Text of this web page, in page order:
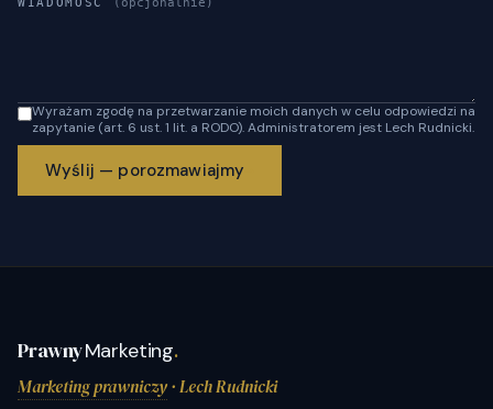
WIADOMOŚĆ (opcjonalnie)
Wyrażam zgodę na przetwarzanie moich danych w celu odpowiedzi na
zapytanie (art. 6 ust. 1 lit. a RODO). Administratorem jest Lech Rudnicki.
Wyślij — porozmawiajmy
PrawnyMarketing.
Marketing prawniczy· Lech Rudnicki